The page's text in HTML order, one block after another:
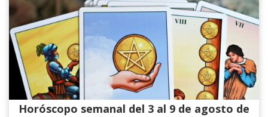
Horóscopo semanal del 3 al 9 de agosto de